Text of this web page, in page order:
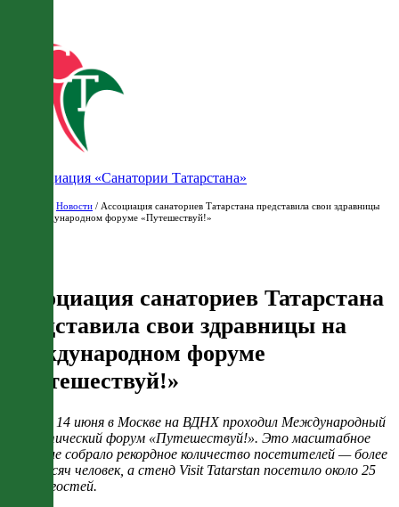
Ассоциация «Санатории Татарстана»
Новости / Ассоциация санаториев Татарстана представила свои здравницы
на Международном форуме «Путешествуй!»
Ассоциация санаториев Татарстана
представила свои здравницы на
Международном форуме
«Путешествуй!»
С 10 по 14 июня в Москве на ВДНХ проходил Международный
туристический форум «Путешествуй!». Это масштабное
событие собрало рекордное количество посетителей — более
511 тысяч человек, а стенд Visit Tatarstan посетило около 25
тысяч гостей.